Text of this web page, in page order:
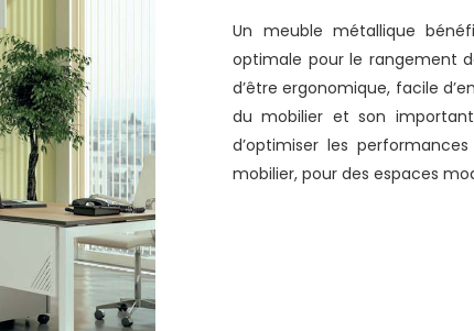
Un meuble métallique
optimale pour le rangement
d’être ergonomique, facile
du mobilier et son
d’optimiser les
mobilier, pour des espaces